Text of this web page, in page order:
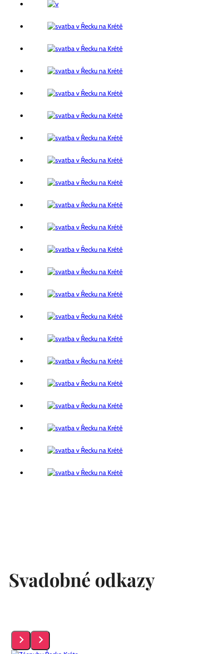
Svadobné odkazy